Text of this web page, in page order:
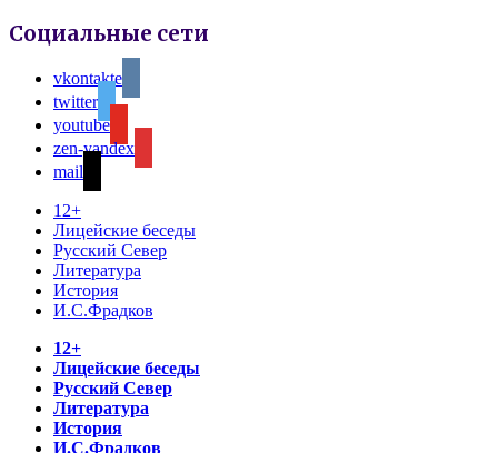
Социальные сети
vkontakte
twitter
youtube
zen-yandex
mail
12+
Лицейские беседы
Русский Север
Литература
История
И.С.Фрадков
12+
Лицейские беседы
Русский Север
Литература
История
И.С.Фрадков